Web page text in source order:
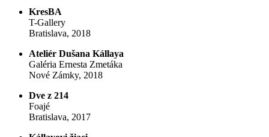
KresBA
T-Gallery
Bratislava, 2018
Ateliér Dušana Kállaya
Galéria Ernesta Zmetáka
Nové Zámky, 2018
Dve z 214
Foajé
Bratislava, 2017